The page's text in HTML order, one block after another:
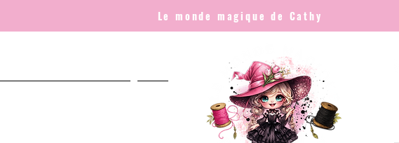
Le monde magique de Cathy